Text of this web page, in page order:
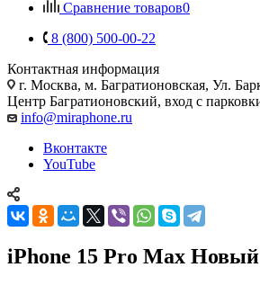
Сравнение товаров0
8 (800) 500-00-22
Контактная информация
г. Москва, м. Багратионовская, Ул.
Центр Багратионовский, вход с
info@miraphone.ru
Вконтакте
YouTube
iPhone 15 Pro Max